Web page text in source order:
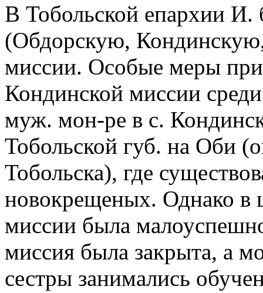
В Тобольской епархии И.
(Обдорскую,
миссии. Особые меры
Кондинской миссии
муж. мон-ре в с.
Тобольской губ. на Оби
Тобольска), где
новокрещеных. Однако в
миссии была
миссия была закрыта, а
сестры занимались